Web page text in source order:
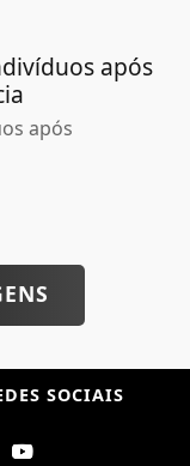
após
após
SOCIAIS